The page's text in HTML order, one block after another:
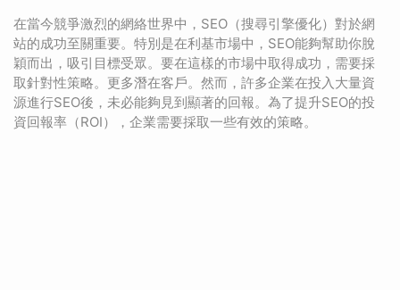
在當今競爭激烈的網絡世界中，SEO（搜尋引擎優化）對於網
站的成功至關重要。特別是在利基市場中，SEO能夠幫助你脫
穎而出，吸引目標受眾。要在這樣的市場中取得成功，需要採
取針對性策略。更多潛在客戶。然而，許多企業在投入大量資
源進行SEO後，未必能夠見到顯著的回報。為了提升SEO的投
資回報率（ROI），企業需要採取一些有效的策略。